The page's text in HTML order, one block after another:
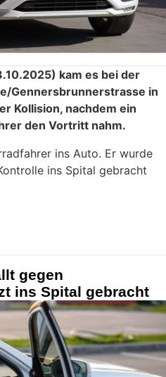
kam es bei der
Gennersbrunnerstrasse in
Kollision, nachdem ein
den Vortritt nahm.
ins Auto. Er wurde
ins Spital gebracht
gegen
ins Spital gebracht